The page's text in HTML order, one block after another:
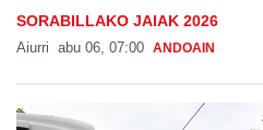
SORABILLAKO JAIAK 2026
Aiurri abu 06, 07:00 ANDOAIN